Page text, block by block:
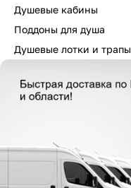
Душевые кабины
Поддоны для душа
Душевые лотки и трапы